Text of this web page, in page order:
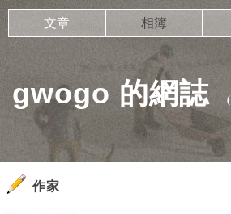
gwogo 的網誌（
文章 相簿
作家